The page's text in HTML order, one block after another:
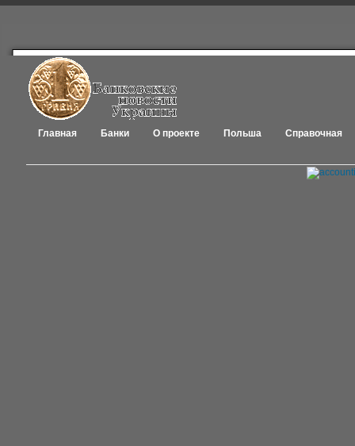
Главная Банки О проекте Польша Справочная